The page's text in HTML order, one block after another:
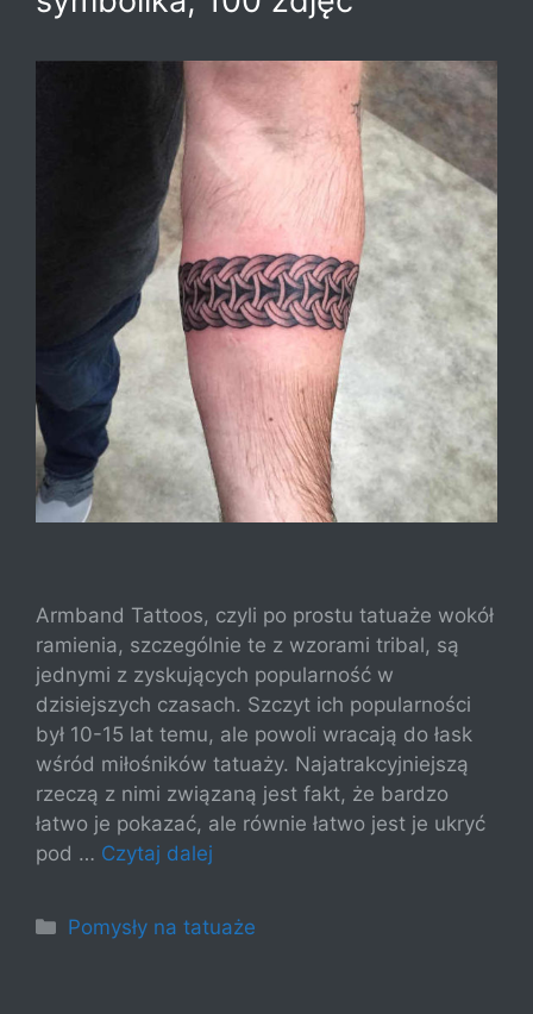
Armband Tattoos, czyli po prostu tatuaże wokół
ramienia, szczególnie te z wzorami tribal, są
jednymi z zyskujących popularność w
dzisiejszych czasach. Szczyt ich popularności
był 10-15 lat temu, ale powoli wracają do łask
wśród miłośników tatuaży. Najatrakcyjniejszą
rzeczą z nimi związaną jest fakt, że bardzo
łatwo je pokazać, ale równie łatwo jest je ukryć
pod … Czytaj dalej
Kategorie
Pomysły na tatuaże